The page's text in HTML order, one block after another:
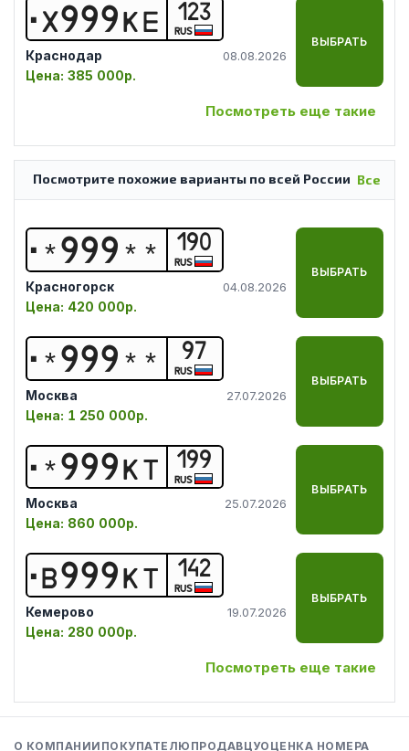
Х999КЕ 123
RUS
Краснодар 08.08.2026
Цена: 385 000р.
ВЫБРАТЬ
Посмотреть еще такие
Все
Посмотрите похожие варианты по всей России
*999 * * 190
RUS
Красногорск 04.08.2026
Цена: 420 000р.
ВЫБРАТЬ
*999 * * 97
RUS
Москва 27.07.2026
Цена: 1 250 000р.
ВЫБРАТЬ
*999КТ 199
RUS
Москва 25.07.2026
Цена: 860 000р.
ВЫБРАТЬ
В999КТ 142
RUS
Кемерово 19.07.2026
Цена: 280 000р.
ВЫБРАТЬ
Посмотреть еще такие
О КОМПАНИИ ПОКУПАТЕЛЮ ПРОДАВЦУОЦЕНКА НОМЕРА